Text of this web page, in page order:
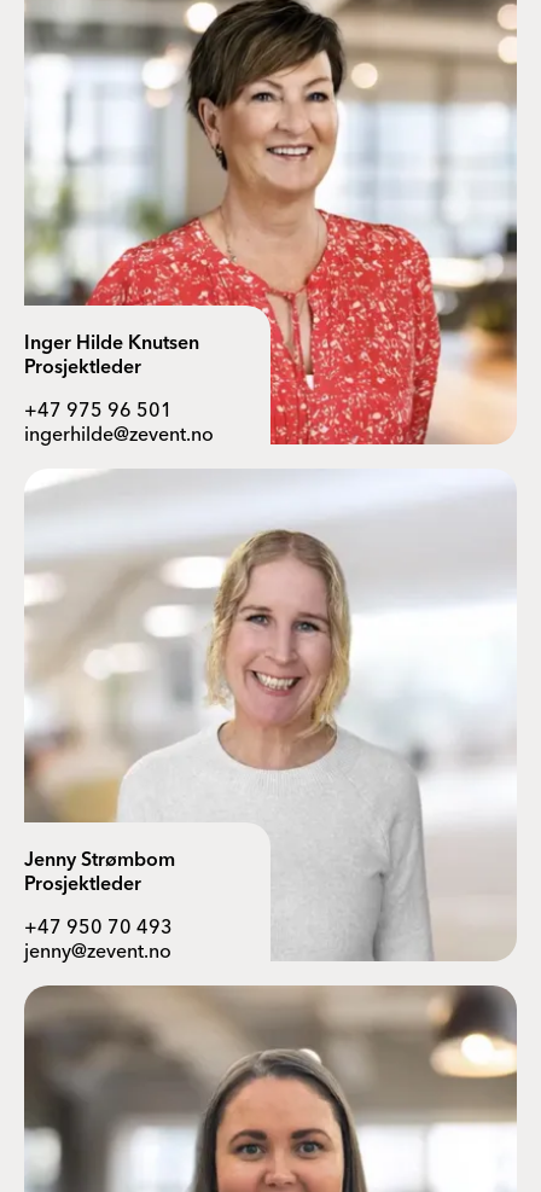
Inger Hilde Knutsen
Prosjektleder
+47 975 96 501
ingerhilde@zevent.no
Jenny Strømbom
Prosjektleder
+47 950 70 493
jenny@zevent.no